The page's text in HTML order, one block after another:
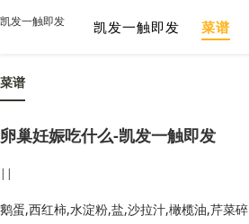
凯发一触即发 凯发一触即发 菜谱
菜谱
卵巢妊娠吃什么-凯发一触即发
||
鹅蛋,西红柿,水淀粉,盐,沙拉汁,橄榄油,芹菜碎